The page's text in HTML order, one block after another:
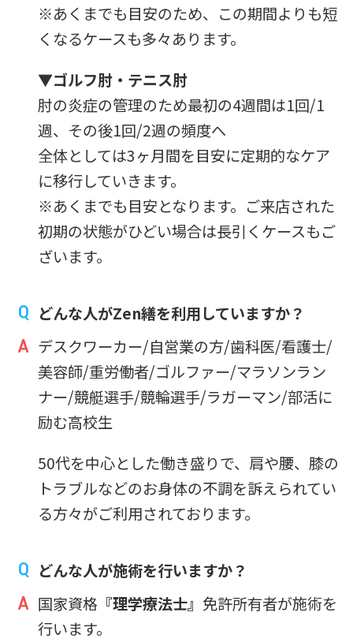
※あくまでも目安のため、この期間よりも短
くなるケースも多々あります。
▼ゴルフ肘・テニス肘
肘の炎症の管理のため最初の4週間は1回/1
週、その後1回/2週の頻度へ
全体としては3ヶ月間を目安に定期的なケア
に移行していきます。
※あくまでも目安となります。ご来店された
初期の状態がひどい場合は長引くケースもご
ざいます。
どんな人がZen繕を利用していますか？
デスクワーカー/自営業の方/歯科医/看護士/
美容師/重労働者/ゴルファー/マラソンラン
ナー/競艇選手/競輪選手/ラガーマン/部活に
励む高校生
50代を中心とした働き盛りで、肩や腰、膝の
トラブルなどのお身体の不調を訴えられてい
る方々がご利用されております。
どんな人が施術を行いますか？
国家資格 『理学療法士』 免許所有者が施術を
行います。